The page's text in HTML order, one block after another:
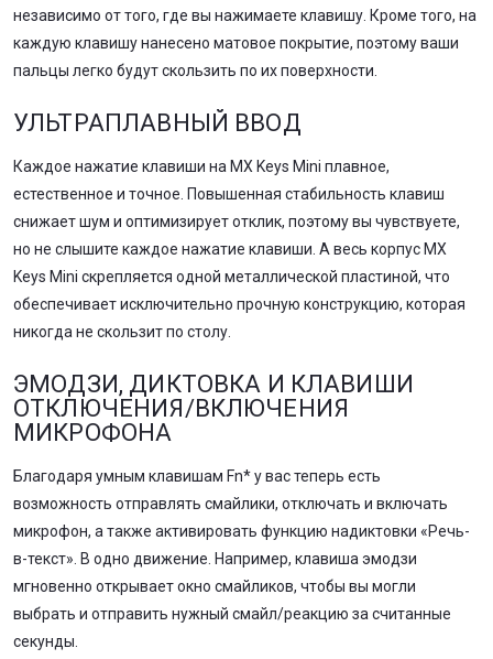
независимо от того, где вы нажимаете клавишу. Кроме того, на
каждую клавишу нанесено матовое покрытие, поэтому ваши
пальцы легко будут скользить по их поверхности.
УЛЬТРАПЛАВНЫЙ ВВОД
Каждое нажатие клавиши на MX Keys Mini плавное,
естественное и точное. Повышенная стабильность клавиш
снижает шум и оптимизирует отклик, поэтому вы чувствуете,
но не слышите каждое нажатие клавиши. А весь корпус MX
Keys Mini скрепляется одной металлической пластиной, что
обеспечивает исключительно прочную конструкцию, которая
никогда не скользит по столу.
ЭМОДЗИ, ДИКТОВКА И КЛАВИШИ
ОТКЛЮЧЕНИЯ/ВКЛЮЧЕНИЯ
МИКРОФОНА
Благодаря умным клавишам Fn* у вас теперь есть
возможность отправлять смайлики, отключать и включать
микрофон, а также активировать функцию надиктовки «Речь-
в-текст». В одно движение. Например, клавиша эмодзи
мгновенно открывает окно смайликов, чтобы вы могли
выбрать и отправить нужный смайл/реакцию за считанные
секунды.